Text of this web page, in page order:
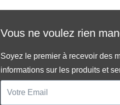
Vous ne voulez rien
Soyez le premier à recevoir des
informations sur les produits et